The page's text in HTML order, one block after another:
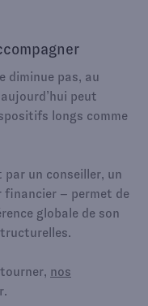
diminue pas, au
peut
longs comme
par un conseiller, un
– permet de
globale de son
nos